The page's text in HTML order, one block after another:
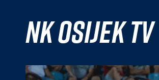
NK Osijek TV